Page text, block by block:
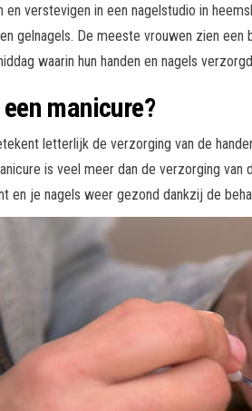
en verstevigen in een nagelstudio in
gelnagels. De meeste vrouwen zien
waarin hun handen en nagels
manicure?
letterlijk de verzorging van de
is veel meer dan de verzorging
en je nagels weer gezond dankzij de